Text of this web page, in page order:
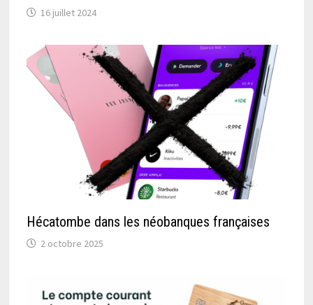
16 juillet 2024
Hécatombe dans les néobanques françaises
2 octobre 2025